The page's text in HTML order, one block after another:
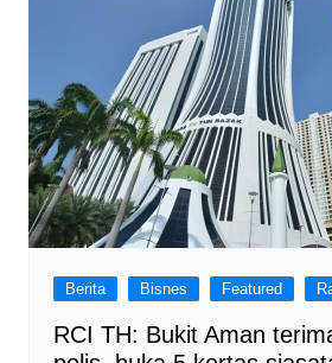
Berita Bisnes Featured
RCI TH: Bukit Aman